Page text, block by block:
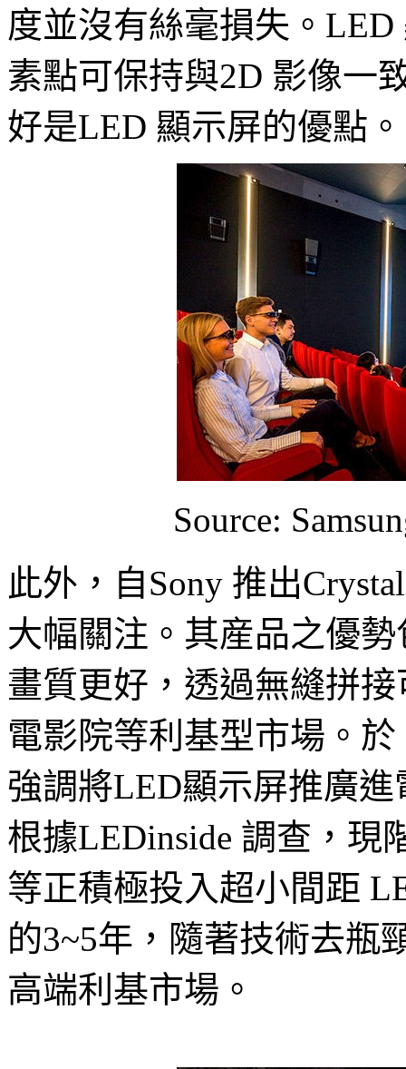
度並沒有絲毫損失。
素點可保持與2D 影像一
好是LED 顯示屏的優點。
Source:
此外，自Sony 推出
大幅關注。其産品之優
畫質更好，透過無縫拼
電影院等利基型市場。
強調將LED顯示屏推廣
根據LEDinside 調查，現
等正積極投入超小間距
的3~5年，隨著技術去瓶
高端利基市場。